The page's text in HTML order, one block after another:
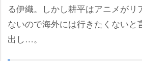
る伊織。しかし耕平はアニメがリ
ないので海外には行きたくないと
出し…。